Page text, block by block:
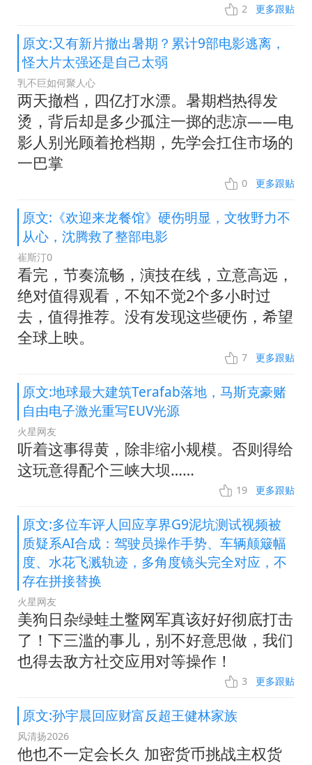
2 更多跟贴
原文:又有新片撤出暑期？累计9部电影逃离，
怪大片太强还是自己太弱
乳不巨如何聚人心
两天撤档，四亿打水漂。暑期档热得发
烫，背后却是多少孤注一掷的悲凉——电
影人别光顾着抢档期，先学会扛住市场的
一巴掌
0 更多跟贴
原文:《欢迎来龙餐馆》硬伤明显，文牧野力不
从心，沈腾救了整部电影
崔斯汀0
看完，节奏流畅，演技在线，立意高远，
绝对值得观看，不知不觉2个多小时过
去，值得推荐。没有发现这些硬伤，希望
全球上映。
7 更多跟贴
原文:地球最大建筑Terafab落地，马斯克豪赌
自由电子激光重写EUV光源
火星网友
听着这事得黄，除非缩小规模。否则得给
这玩意得配个三峡大坝……
19 更多跟贴
原文:多位车评人回应享界G9泥坑测试视频被
质疑系AI合成：驾驶员操作手势、车辆颠簸幅
度、水花飞溅轨迹，多角度镜头完全对应，不
存在拼接替换
火星网友
美狗日杂绿蛙土鳖网军真该好好彻底打击
了！下三滥的事儿，别不好意思做，我们
也得去敌方社交应用对等操作！
3 更多跟贴
原文:孙宇晨回应财富反超王健林家族
风清扬2026
他也不一定会长久 加密货币挑战主权货